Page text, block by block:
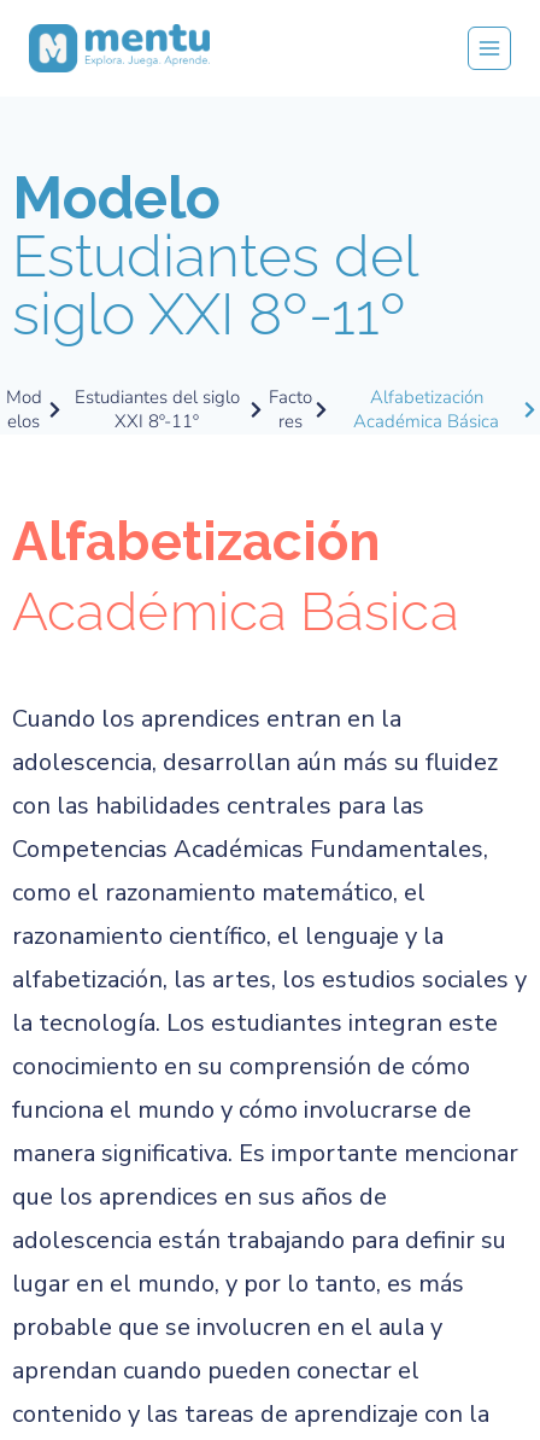
Modelo
Estudiantes del
siglo XXI 8º-11º
Mod
elos
Estudiantes del siglo
XXI 8º-11º
Facto
res
Alfabetización
Académica Básica
Alfabetización
Académica Básica
Cuando los aprendices entran en la
adolescencia, desarrollan aún más su fluidez
con las habilidades centrales para las
Competencias Académicas Fundamentales,
como el razonamiento matemático, el
razonamiento científico, el lenguaje y la
alfabetización, las artes, los estudios sociales y
la tecnología. Los estudiantes integran este
conocimiento en su comprensión de cómo
funciona el mundo y cómo involucrarse de
manera significativa. Es importante mencionar
que los aprendices en sus años de
adolescencia están trabajando para definir su
lugar en el mundo, y por lo tanto, es más
probable que se involucren en el aula y
aprendan cuando pueden conectar el
contenido y las tareas de aprendizaje con la